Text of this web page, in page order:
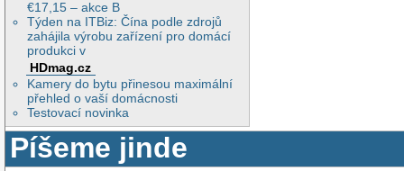
€17,15 – akce B
Týden na ITBiz: Čína podle zdrojů
zahájila výrobu zařízení pro domácí
produkci v
HDmag.cz
Kamery do bytu přinesou maximální
přehled o vaší domácnosti
Testovací novinka
Píšeme jinde